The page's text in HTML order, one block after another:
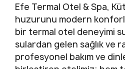
Efe Termal Otel & Spa,
huzurunu modern
bir termal otel deneyimi
sulardan gelen sağlık ve
profesyonel bakım ve